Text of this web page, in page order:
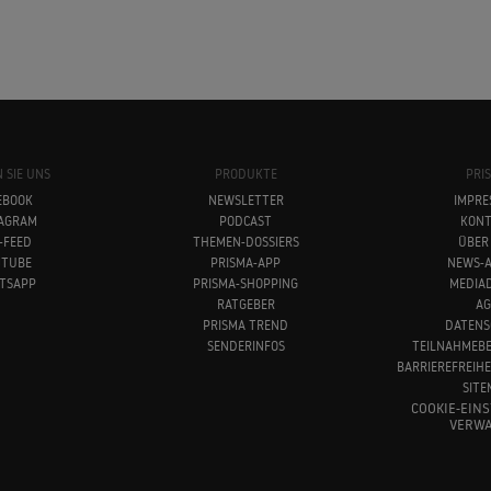
SIE UNS
FEED
PRODUKTE
NEWSLETTER
PODCAST
THEMEN-DOSSIERS
PRISMA-APP
PRISMA-SHOPPING
RATGEBER
PRISMA TREND
SENDERINFOS
NEWS-
COOKIE-